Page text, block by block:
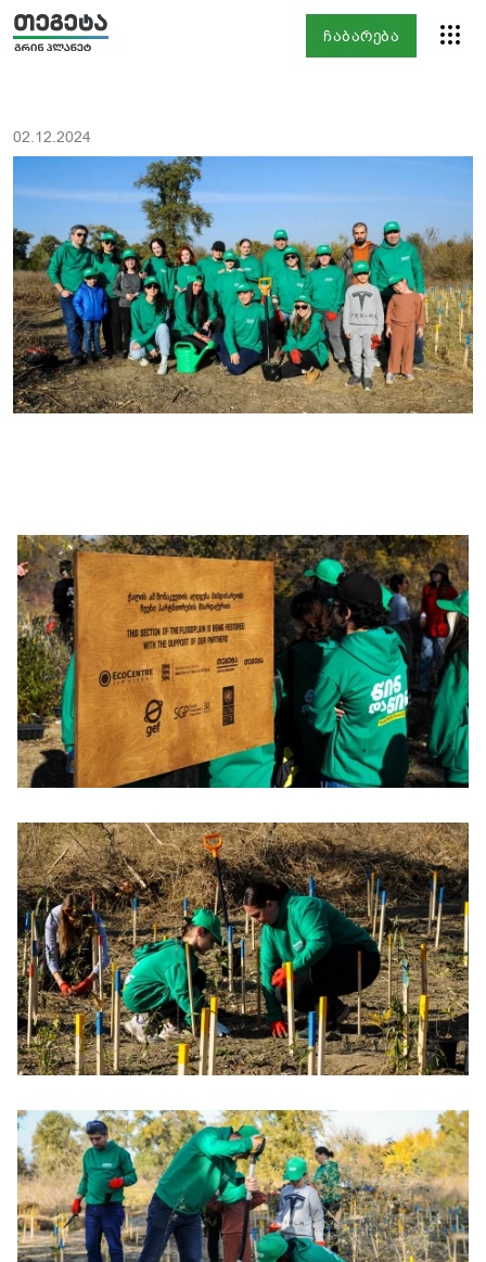
ჩაბარება
02.12.2024